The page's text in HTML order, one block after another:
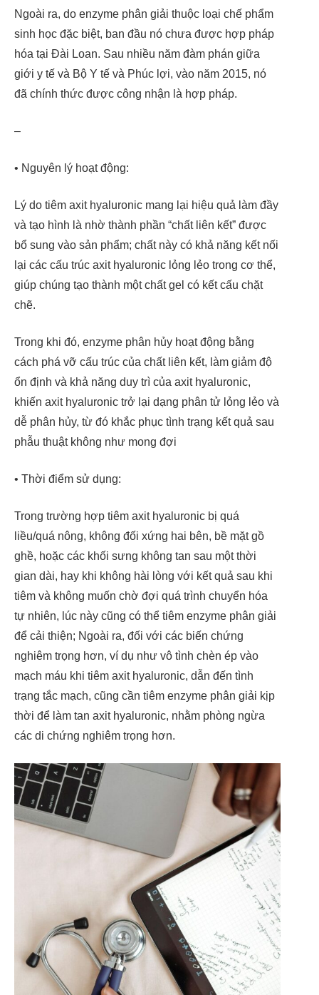
Ngoài ra, do enzyme phân giải thuộc loại chế phẩm
sinh học đặc biệt, ban đầu nó chưa được hợp pháp
hóa tại Đài Loan. Sau nhiều năm đàm phán giữa
giới y tế và Bộ Y tế và Phúc lợi, vào năm 2015, nó
đã chính thức được công nhận là hợp pháp.
–
• Nguyên lý hoạt động:
Lý do tiêm axit hyaluronic mang lại hiệu quả làm đầy
và tạo hình là nhờ thành phần “chất liên kết” được
bổ sung vào sản phẩm; chất này có khả năng kết nối
lại các cấu trúc axit hyaluronic lỏng lẻo trong cơ thể,
giúp chúng tạo thành một chất gel có kết cấu chặt
chẽ.
Trong khi đó, enzyme phân hủy hoạt động bằng
cách phá vỡ cấu trúc của chất liên kết, làm giảm độ
ổn định và khả năng duy trì của axit hyaluronic,
khiến axit hyaluronic trở lại dạng phân tử lỏng lẻo và
dễ phân hủy, từ đó khắc phục tình trạng kết quả sau
phẫu thuật không như mong đợi
• Thời điểm sử dụng:
Trong trường hợp tiêm axit hyaluronic bị quá
liều/quá nông, không đối xứng hai bên, bề mặt gồ
ghề, hoặc các khối sưng không tan sau một thời
gian dài, hay khi không hài lòng với kết quả sau khi
tiêm và không muốn chờ đợi quá trình chuyển hóa
tự nhiên, lúc này cũng có thể tiêm enzyme phân giải
để cải thiện; Ngoài ra, đối với các biến chứng
nghiêm trọng hơn, ví dụ như vô tình chèn ép vào
mạch máu khi tiêm axit hyaluronic, dẫn đến tình
trạng tắc mạch, cũng cần tiêm enzyme phân giải kịp
thời để làm tan axit hyaluronic, nhằm phòng ngừa
các di chứng nghiêm trọng hơn.